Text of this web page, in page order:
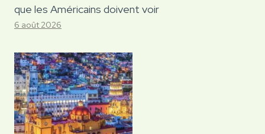
que les Américains doivent voir
6 août 2026